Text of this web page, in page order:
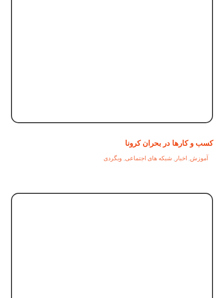
کسب و کارها در بحران کرونا
آموزش, اخبار , شبکه های اجتماعی, وبگردی